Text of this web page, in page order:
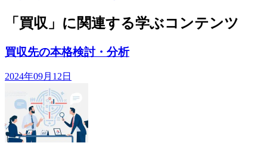
「買収」に関連する学ぶコンテンツ
買収先の本格検討・分析
2024年09月12日